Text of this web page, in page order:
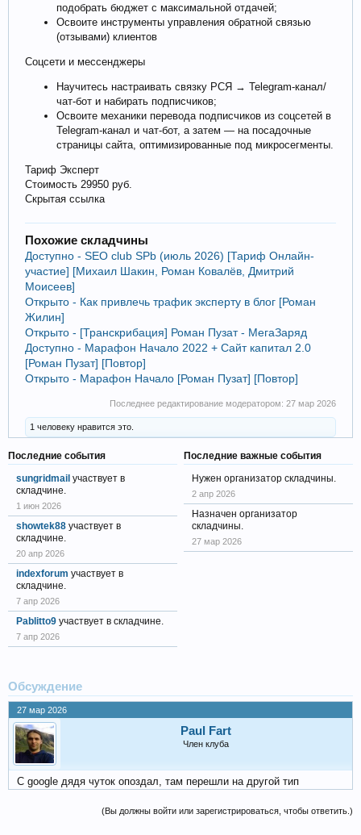
подобрать бюджет с максимальной отдачей;
Освоите инструменты управления обратной связью
(отзывами) клиентов
Соцсети и мессенджеры
Научитесь настраивать связку РСЯ → Telegram‑канал/
чат‑бот и набирать подписчиков;
Освоите механики перевода подписчиков из соцсетей в
Telegram‑канал и чат‑бот, а затем — на посадочные
страницы сайта, оптимизированные под микросегменты.
Тариф Эксперт
Стоимость 29950 руб.
Скрытая ссылка
Похожие складчины
Доступно - SEO club SPb (июль 2026) [Тариф Онлайн-
участие] [Михаил Шакин, Роман Ковалёв, Дмитрий
Моисеев]
Открыто - Как привлечь трафик эксперту в блог [Роман
Жилин]
Открыто - [Транскрибация] Роман Пузат - МегаЗаряд
Доступно - Марафон Начало 2022 + Сайт капитал 2.0
[Роман Пузат] [Повтор]
Открыто - Марафон Начало [Роман Пузат] [Повтор]
Последнее редактирование модератором: 27 мар 2026
1 человеку нравится это.
Последние события
sungridmail участвует в
складчине.
1 июн 2026
showtek88 участвует в
складчине.
20 апр 2026
indexforum участвует в
складчине.
7 апр 2026
Pablitto9 участвует в складчине.
7 апр 2026
Последние важные события
Нужен организатор складчины.
2 апр 2026
Назначен организатор
складчины.
27 мар 2026
Обсуждение
27 мар 2026
Paul Fart
Член клуба
С google дядя чуток опоздал, там перешли на другой тип
(Вы должны войти или зарегистрироваться, чтобы ответить.)